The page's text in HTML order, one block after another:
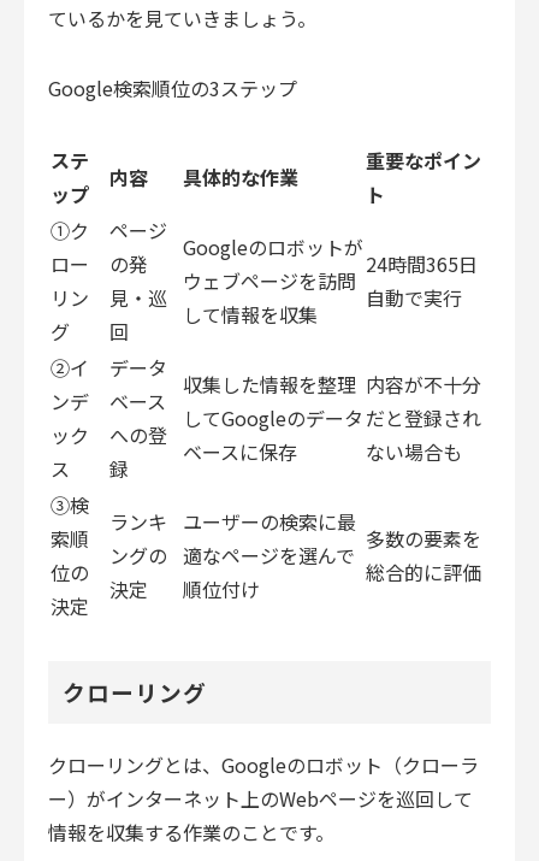
ているかを見ていきましょう。
Google検索順位の3ステップ
ステ
ップ
内容 具体的な作業
重要なポイン
ト
①ク
ロー
リン
グ
ページ
の発
見・巡
回
Googleのロボットが
ウェブページを訪問
して情報を収集
24時間365日
自動で実行
②イ
ンデ
ック
ス
データ
ベース
への登
録
収集した情報を整理
してGoogleのデータ
ベースに保存
内容が不十分
だと登録され
ない場合も
③検
索順
位の
決定
ランキ
ングの
決定
ユーザーの検索に最
適なページを選んで
順位付け
多数の要素を
総合的に評価
クローリング
クローリングとは、Googleのロボット（クローラ
ー）がインターネット上のWebページを巡回して
情報を収集する作業のことです。